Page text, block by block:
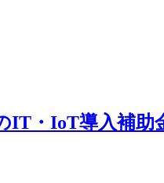
IT・IoT導入補